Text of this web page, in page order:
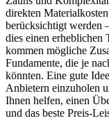
direkten
berücksichtigt werden
dies einen erheblichen
kommen mögliche
Fundamente, die je
könnten. Eine gute
Anbietern einzuholen
Ihnen helfen, einen
und das beste Preis-